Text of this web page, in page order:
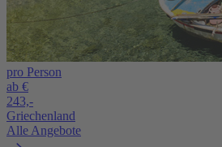
pro Person
ab €
243,-
Griechenland
Alle Angebote